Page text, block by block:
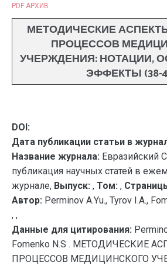
PDF АРХИВ
МЕТОДИЧЕСКИЕ
ПРОЦЕССОВ
УЧЕРЖДЕНИЯ: НОТАЦИИ,
ЭФФЕКТЫ (38-
DOI:
Дата публикации статьи в
Название журнала: Евразийский
публикация научных статей в
журнале, Выпуск: , Том: ,
Автор: Perminov A.Yu., Tyrov I.A.,
, ,
Данные для цитирования:
Fomenko N.S . МЕТОДИЧЕСКИЕ
ПРОЦЕССОВ МЕДИЦИНСКОГО